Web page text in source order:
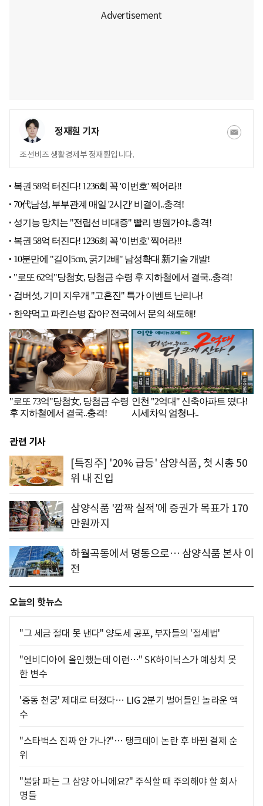
정재훤 기자
조선비즈 생활경제부 정재훤입니다.
관련 기사
[특징주] '20% 급등' 삼양식품, 첫 시총 50
위 내 진입
삼양식품 '깜짝 실적'에 증권가 목표가 170
만원까지
하월곡동에서 명동으로… 삼양식품 본사 이
전
오늘의 핫뉴스
"그 세금 절대 못 낸다" 양도세 공포, 부자들의 '절세법'
"엔비디아에 올인했는데 이런…" SK하이닉스가 예상치 못
한 변수
'중동 천궁' 제대로 터졌다… LIG 2분기 벌어들인 놀라운 액
수
"스타벅스 진짜 안 가나?"… 탱크데이 논란 후 바뀐 결제 순
위
"불닭 파는 그 삼양 아니에요?" 주식할 때 주의해야 할 회사
명들